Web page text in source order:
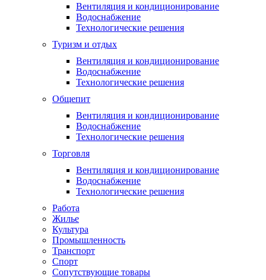
Вентиляция и кондиционирование
Водоснабжение
Технологические решения
Туризм и отдых
Вентиляция и кондиционирование
Водоснабжение
Технологические решения
Общепит
Вентиляция и кондиционирование
Водоснабжение
Технологические решения
Торговля
Вентиляция и кондиционирование
Водоснабжение
Технологические решения
Работа
Жилье
Культура
Промышленность
Транспорт
Спорт
Сопутствующие товары